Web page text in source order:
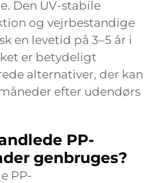
Den UV-stabile
og vejrbestandige
en levetid på 3–5 år i
er betydeligt
alternativer, der kan
efter udendørs
PP-
genbruges?
PP-